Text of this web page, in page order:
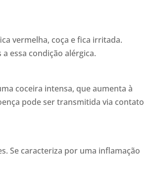
vermelha, coça e fica irritada.
essa condição alérgica.
coceira intensa, que aumenta à
pode ser transmitida via contato
Se caracteriza por uma inflamação